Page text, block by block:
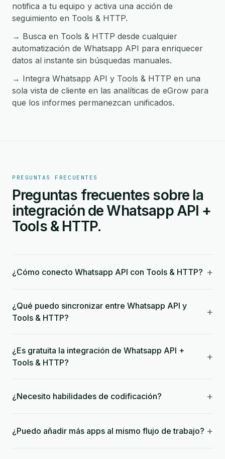
notifica a tu equipo y activa una acción de
seguimiento en Tools & HTTP.
→ Busca en Tools & HTTP desde cualquier
automatización de Whatsapp API para enriquecer
datos al instante sin búsquedas manuales.
→ Integra Whatsapp API y Tools & HTTP en una
sola vista de cliente en las analíticas de eGrow para
que los informes permanezcan unificados.
PREGUNTAS FRECUENTES
Preguntas frecuentes sobre la
integración de Whatsapp API +
Tools & HTTP.
¿Cómo conecto Whatsapp API con Tools & HTTP? +
¿Qué puedo sincronizar entre Whatsapp API y
Tools & HTTP?
+
¿Es gratuita la integración de Whatsapp API +
Tools & HTTP?
+
¿Necesito habilidades de codificación? +
¿Puedo añadir más apps al mismo flujo de trabajo? +